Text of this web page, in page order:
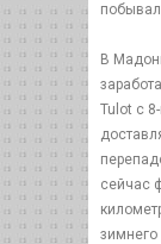
В
Tulot с
сейчас
зимнего